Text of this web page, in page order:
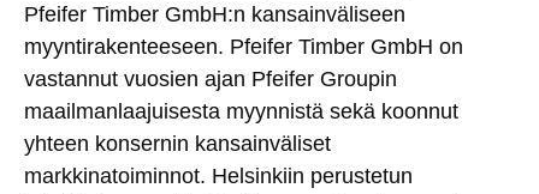
Pfeifer Timber GmbH:n kansainväliseen
myyntirakenteeseen. Pfeifer Timber GmbH on
vastannut vuosien ajan Pfeifer Groupin
maailmanlaajuisesta myynnistä sekä koonnut
yhteen konsernin kansainväliset
markkinatoiminnot. Helsinkiin perustetun